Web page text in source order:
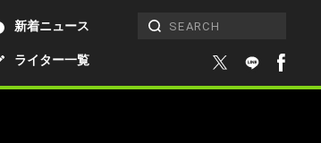
ライター一覧
新着ニュース